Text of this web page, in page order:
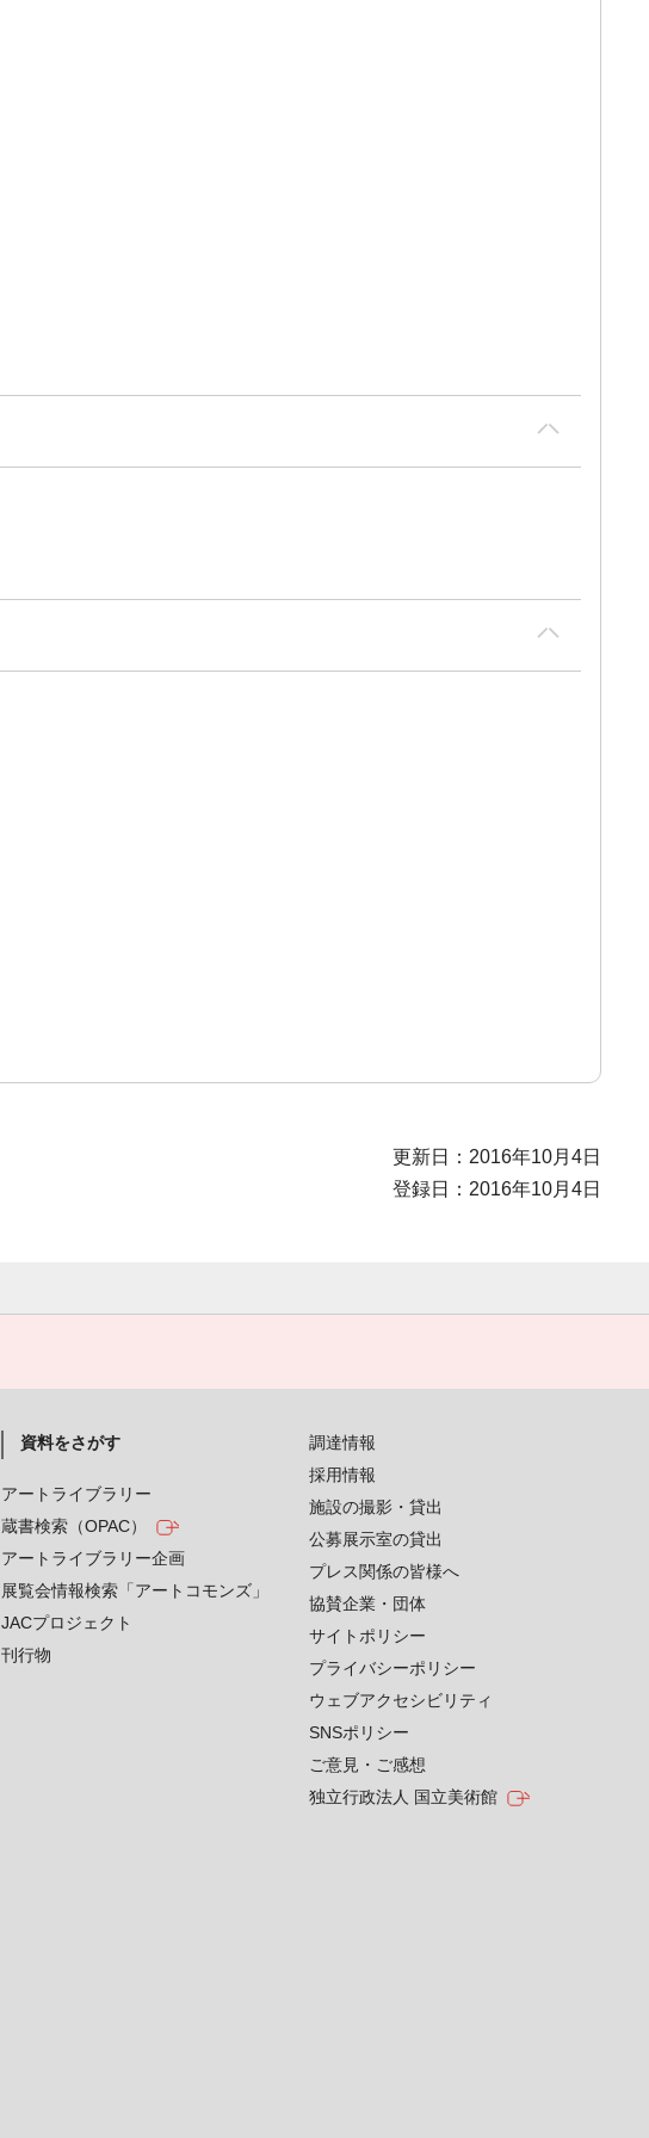
更新日：2016年10月4日
登録日：2016年10月4日
資料をさがす
アートライブラリー
蔵書検索（OPAC）
アートライブラリー企画
展覧会情報検索「アートコモンズ」
JACプロジェクト
刊行物
調達情報
採用情報
施設の撮影・貸出
公募展示室の貸出
プレス関係の皆様へ
協賛企業・団体
サイトポリシー
プライバシーポリシー
ウェブアクセシビリティ
SNSポリシー
ご意見・ご感想
独立行政法人 国立美術館